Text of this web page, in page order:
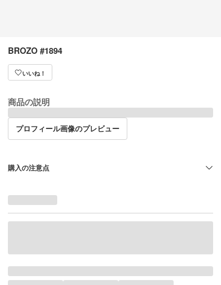
BROZO #1894
いいね！
商品の説明
プロフィール画像のプレビュー
購入の注意点